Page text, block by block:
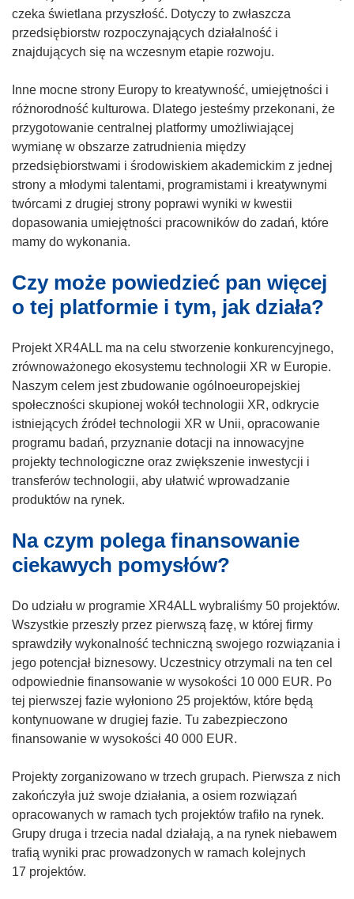
czeka świetlana przyszłość. Dotyczy to zwłaszcza
przedsiębiorstw rozpoczynających działalność i
znajdujących się na wczesnym etapie rozwoju.
Inne mocne strony Europy to kreatywność, umiejętności i
różnorodność kulturowa. Dlatego jesteśmy przekonani, że
przygotowanie centralnej platformy umożliwiającej
wymianę w obszarze zatrudnienia między
przedsiębiorstwami i środowiskiem akademickim z jednej
strony a młodymi talentami, programistami i kreatywnymi
twórcami z drugiej strony poprawi wyniki w kwestii
dopasowania umiejętności pracowników do zadań, które
mamy do wykonania.
Czy może powiedzieć pan więcej
o tej platformie i tym, jak działa?
Projekt XR4ALL ma na celu stworzenie konkurencyjnego,
zrównoważonego ekosystemu technologii XR w Europie.
Naszym celem jest zbudowanie ogólnoeuropejskiej
społeczności skupionej wokół technologii XR, odkrycie
istniejących źródeł technologii XR w Unii, opracowanie
programu badań, przyznanie dotacji na innowacyjne
projekty technologiczne oraz zwiększenie inwestycji i
transferów technologii, aby ułatwić wprowadzanie
produktów na rynek.
Na czym polega finansowanie
ciekawych pomysłów?
Do udziału w programie XR4ALL wybraliśmy 50 projektów.
Wszystkie przeszły przez pierwszą fazę, w której firmy
sprawdziły wykonalność techniczną swojego rozwiązania i
jego potencjał biznesowy. Uczestnicy otrzymali na ten cel
odpowiednie finansowanie w wysokości 10 000 EUR. Po
tej pierwszej fazie wyłoniono 25 projektów, które będą
kontynuowane w drugiej fazie. Tu zabezpieczono
finansowanie w wysokości 40 000 EUR.
Projekty zorganizowano w trzech grupach. Pierwsza z nich
zakończyła już swoje działania, a osiem rozwiązań
opracowanych w ramach tych projektów trafiło na rynek.
Grupy druga i trzecia nadal działają, a na rynek niebawem
trafią wyniki prac prowadzonych w ramach kolejnych
17 projektów.